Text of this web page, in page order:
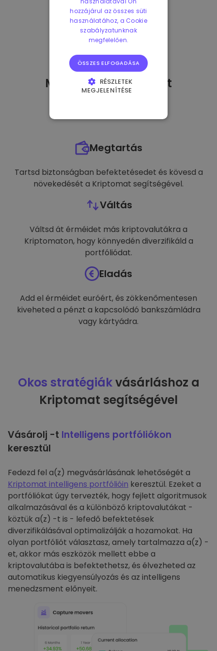
Mit tehetekmiután
-t
Megtartás
Tartsd biztonságban befektetésedet és kövesd a
növekedését a Kriptomat segítségével.
Váltás
Váltsd át érméidet más kriptovalutákra a
Kriptomaton, hogy könnyedén diverzifikáld a
portfóliódat.
Eladás
Add el érméidet euróért, és zökkenőmentesen
kiveheted a pénzt a kapcsolódó bankszámládra
vagy kártyádra.
Okos stratégiákvásárláshoz a
Kriptomat segítségével
Vásárolj -t Intelligens portfóliókon
keresztül
Fedezd fel a(z) megvásárlásának lehetőségét a
Kriptomat intelligens portfólióin keresztül. Ezeket a
portfóliókat úgy tervezték, hogy fejlett algoritmusok
alkalmazásával és a különböző kriptovalutákat -
köztük a(z) -t is - lefedő befektetések
diverzifikálásával optimalizálják a hozamokat. Ha
olyan portfóliót választasz, amely tartalmazza a(z) -
et, akkor más eszközök mellett ebbe a
kriptovalutába is befektethetsz, és élvezheted az
automatikus kiegyensúlyozás és az intelligens
menedzsment előnyeit.
hozzájárul az összes süti
használatához, a Cookie
szabályzatunknak
megfelelően.
ÖSSZES ELFOGADÁSA
RÉSZLETEK
MEGJELENÍTÉSE
CÉLZÁS
FUNKCIONALITÁS